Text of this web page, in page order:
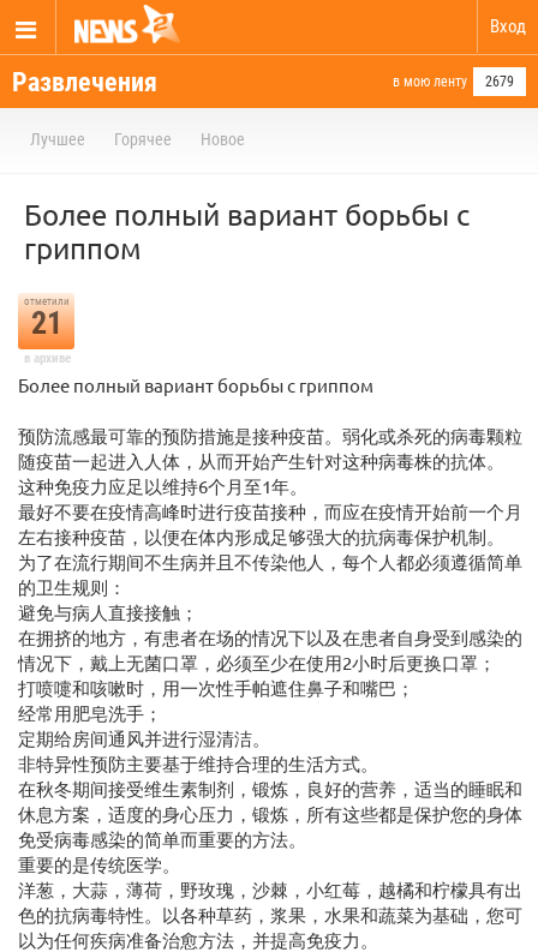
Вход
Развлечения в мою ленту 2679
Лучшее Горячее Новое
Более полный вариант борьбы с
гриппом
отметили
21
в архиве
Более полный вариант борьбы с гриппом
预防流感最可靠的预防措施是接种疫苗。弱化或杀死的病毒颗粒
随疫苗一起进入人体，从而开始产生针对这种病毒株的抗体。
这种免疫力应足以维持6个月至1年。
最好不要在疫情高峰时进行疫苗接种，而应在疫情开始前一个月
左右接种疫苗，以便在体内形成足够强大的抗病毒保护机制。
为了在流行期间不生病并且不传染他人，每个人都必须遵循简单
的卫生规则：
避免与病人直接接触；
在拥挤的地方，有患者在场的情况下以及在患者自身受到感染的
情况下，戴上无菌口罩，必须至少在使用2小时后更换口罩；
打喷嚏和咳嗽时，用一次性手帕遮住鼻子和嘴巴；
经常用肥皂洗手；
定期给房间通风并进行湿清洁。
非特异性预防主要基于维持合理的生活方式。
在秋冬期间接受维生素制剂，锻炼，良好的营养，适当的睡眠和
休息方案，适度的身心压力，锻炼，所有这些都是保护您的身体
免受病毒感染的简单而重要的方法。
重要的是传统医学。
洋葱，大蒜，薄荷，野玫瑰，沙棘，小红莓，越橘和柠檬具有出
色的抗病毒特性。以各种草药，浆果，水果和蔬菜为基础，您可
以为任何疾病准备治愈方法，并提高免疫力。